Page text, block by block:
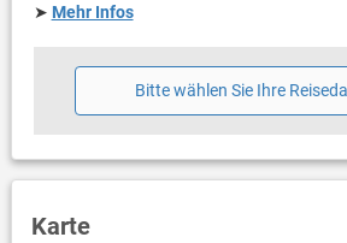
➤ Mehr Infos
Bitte wählen Sie Ihre
Karte